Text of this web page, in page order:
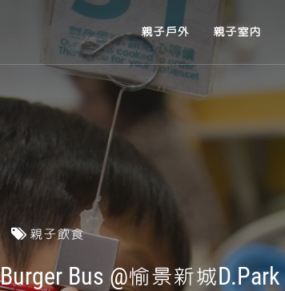
親子戶外 親子室內
親子飲食
Bus @愉景新城D.Park